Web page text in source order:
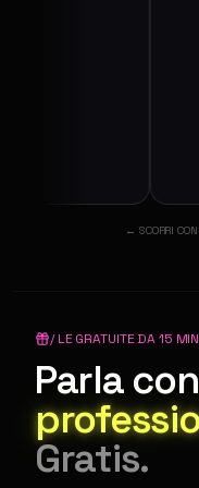
← SCORRI
/ LE GRATUITE DA 15
Parla
Gratis.